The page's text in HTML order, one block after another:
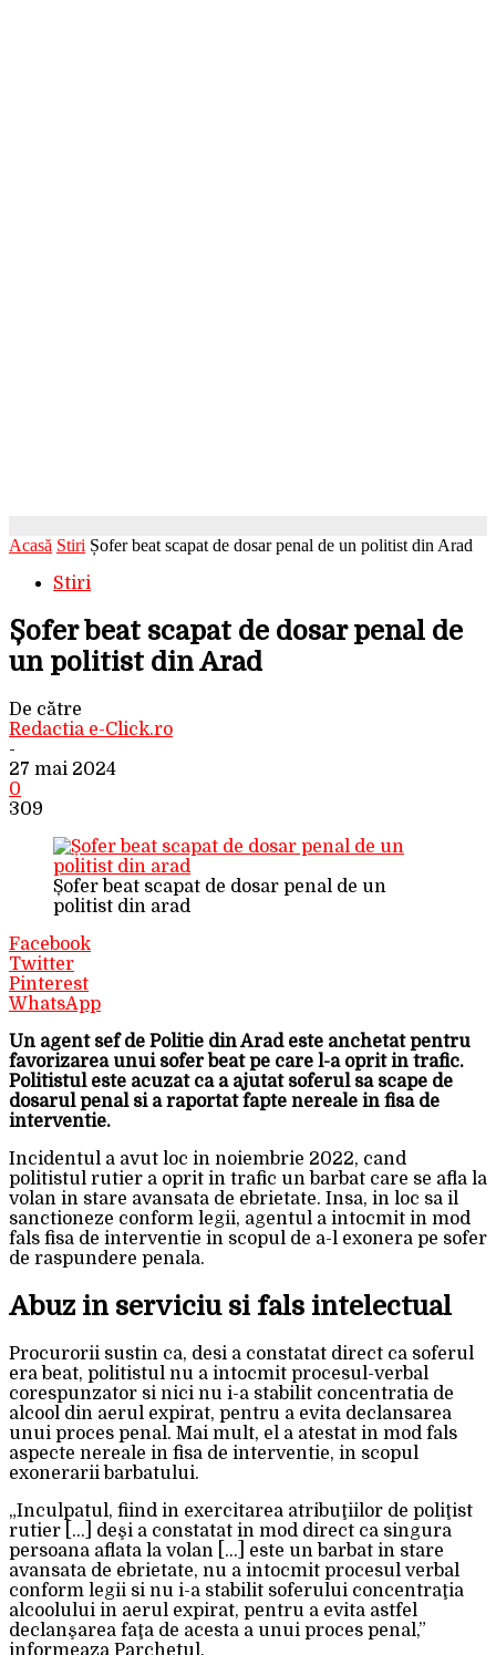
Acasă Stiri Șofer beat scapat de dosar penal de un politist din Arad
Stiri
Șofer beat scapat de dosar penal de
un politist din Arad
De către
Redactia e-Click.ro
-
27 mai 2024
0
309
Șofer beat scapat de dosar penal de un
politist din arad
Facebook
Twitter
Pinterest
WhatsApp
Un agent sef de Politie din Arad este anchetat pentru
favorizarea unui sofer beat pe care l-a oprit in trafic.
Politistul este acuzat ca a ajutat soferul sa scape de
dosarul penal si a raportat fapte nereale in fisa de
interventie.
Incidentul a avut loc in noiembrie 2022, cand
politistul rutier a oprit in trafic un barbat care se afla la
volan in stare avansata de ebrietate. Insa, in loc sa il
sanctioneze conform legii, agentul a intocmit in mod
fals fisa de interventie in scopul de a-l exonera pe sofer
de raspundere penala.
Abuz in serviciu si fals intelectual
Procurorii sustin ca, desi a constatat direct ca soferul
era beat, politistul nu a intocmit procesul-verbal
corespunzator si nici nu i-a stabilit concentratia de
alcool din aerul expirat, pentru a evita declansarea
unui proces penal. Mai mult, el a atestat in mod fals
aspecte nereale in fisa de interventie, in scopul
exonerarii barbatului.
„Inculpatul, fiind in exercitarea atribuţiilor de poliţist
rutier […] deşi a constatat in mod direct ca singura
persoana aflata la volan […] este un barbat in stare
avansata de ebrietate, nu a intocmit procesul verbal
conform legii si nu i-a stabilit soferului concentraţia
alcoolului in aerul expirat, pentru a evita astfel
declanşarea faţa de acesta a unui proces penal,”
informeaza Parchetul.